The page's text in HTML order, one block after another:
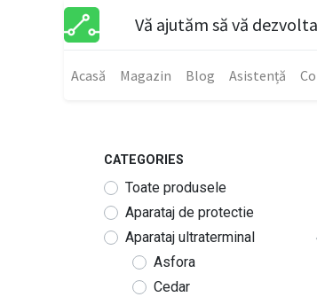
Vă ajutăm să vă
Acasă Magazin Blog Asistență
CATEGORIES
Toate produsele
Aparataj de protectie
Aparataj ultraterminal
Asfora
Cedar